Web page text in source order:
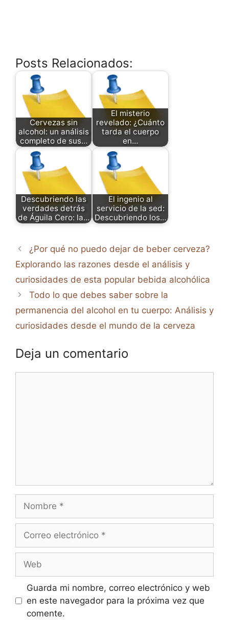
Posts Relacionados:
Cervezas sin
alcohol: un análisis
completo de sus…
El misterio
revelado: ¿Cuánto
tarda el cuerpo
en…
Descubriendo las
verdades detrás
de Águila Cero: la…
El ingenio al
servicio de la sed:
Descubriendo los…
¿Por qué no puedo dejar de beber cerveza?
Explorando las razones desde el análisis y
curiosidades de esta popular bebida alcohólica
Todo lo que debes saber sobre la
permanencia del alcohol en tu cuerpo: Análisis y
curiosidades desde el mundo de la cerveza
Deja un comentario
electrónico
Guarda mi nombre, correo electrónico y web
en este navegador para la próxima vez que
comente.